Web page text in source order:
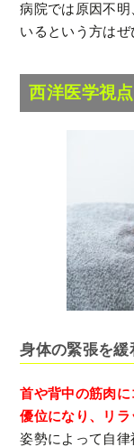
病院では原因不
いるという方はぜ
西洋医学視
身体の緊張を
首や背中の筋肉
優位になり、リラ
姿勢によって自